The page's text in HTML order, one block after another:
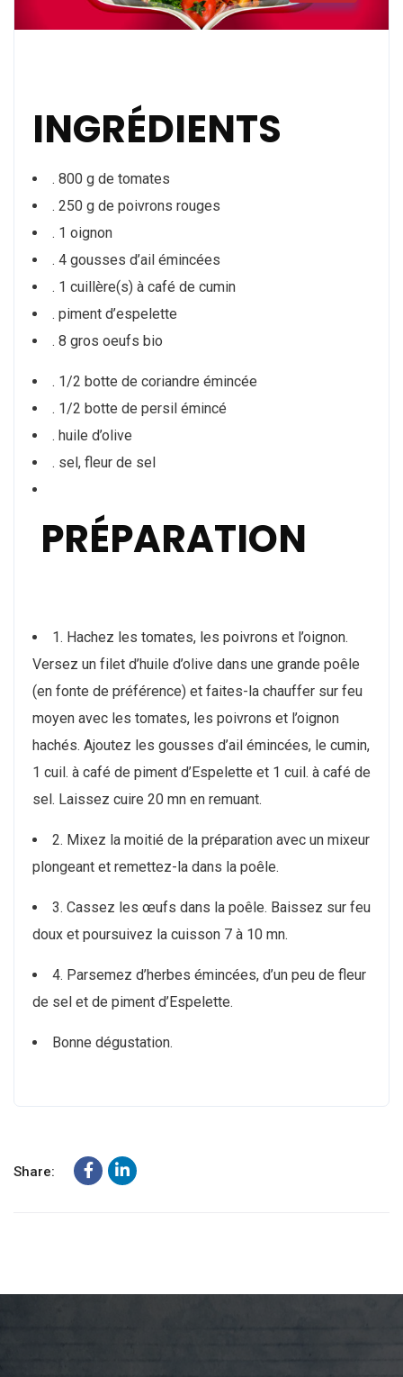
INGRÉDIENTS
. 800 g de tomates
. 250 g de poivrons rouges
. 1 oignon
. 4 gousses d’ail émincées
. 1 cuillère(s) à café de cumin
. piment d’espelette
. 8 gros oeufs bio
. 1/2 botte de coriandre émincée
. 1/2 botte de persil émincé
. huile d’olive
. sel, fleur de sel
PRÉPARATION
1. Hachez les tomates, les poivrons et l’oignon.
Versez un filet d’huile d’olive dans une grande poêle
(en fonte de préférence) et faites-la chauffer sur feu
moyen avec les tomates, les poivrons et l’oignon
hachés. Ajoutez les gousses d’ail émincées, le cumin,
1 cuil. à café de piment d’Espelette et 1 cuil. à café de
sel. Laissez cuire 20 mn en remuant.
2. Mixez la moitié de la préparation avec un mixeur
plongeant et remettez-la dans la poêle.
3. Cassez les œufs dans la poêle. Baissez sur feu
doux et poursuivez la cuisson 7 à 10 mn.
4. Parsemez d’herbes émincées, d’un peu de fleur
de sel et de piment d’Espelette.
Bonne dégustation.
Share: